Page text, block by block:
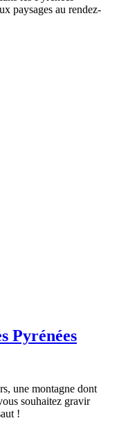
paysages au rendez-
Pyrénées
une montagne dont
souhaitez gravir
!